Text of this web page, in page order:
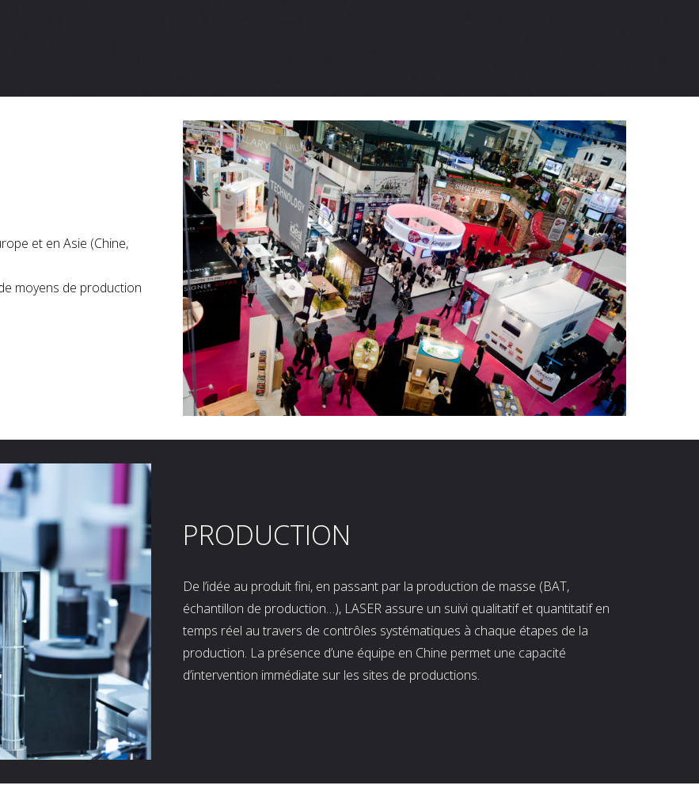
et en Asie (Chine,
moyens de production
PRODUCTION
De l’idée au produit fini, en passant par la production de masse (BAT,
échantillon de production…), LASER assure un suivi qualitatif et quantitatif en
temps réel au travers de contrôles systématiques à chaque étapes de la
production. La présence d’une équipe en Chine permet une capacité
d’intervention immédiate sur les sites de productions.